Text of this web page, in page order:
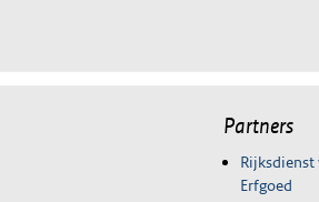
Partners
Erfgoed